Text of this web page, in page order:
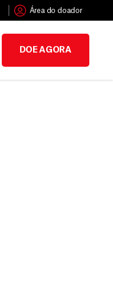
Área do doador
DOE AGORA